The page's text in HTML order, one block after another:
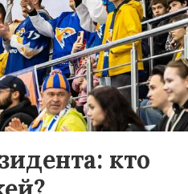
кто